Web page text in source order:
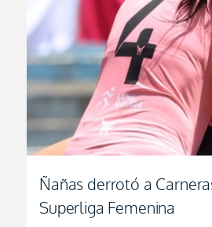
Ñañas derrotó a
Superliga Femenina